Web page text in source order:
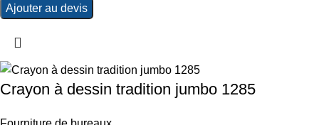
Ajouter au devis
Crayon à dessin tradition jumbo 1285